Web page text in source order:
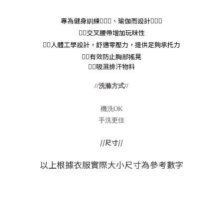
專為健身訓練🏃🏻‍♀️、瑜伽而設計🧘🏻‍♀️
👉🏻交叉腰帶增加玩味性
👉🏻人體工學設計，舒適零壓力，提供足夠承托力
👉🏻有效防止胸部搖晃
👉🏻吸濕排汗物料
//洗滌方式//
機洗OK
手洗更佳
//尺寸//
以上根據衣服實際大小尺寸為參考數字